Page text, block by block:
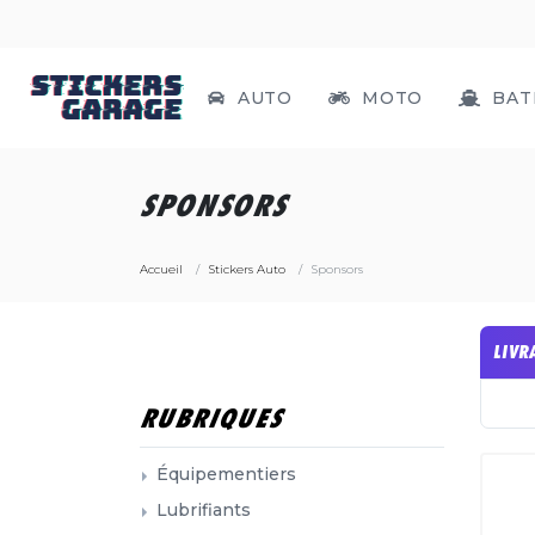
AUTO MOTO
SPONSORS
Accueil Stickers Auto Sponsors
RUBRIQUES
Équipementiers
Lubrifiants